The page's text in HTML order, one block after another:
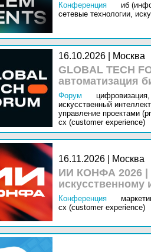
Конференция иб
сетевые технологии,
16.10.2026 | Москва
GLOBAL TECH
автоматизация
Форум цифровизация,
искусственный
управление проектами
cx (customer experience)
16.11.2026 | Москва
ИИ КОНФА 2026 |
искусственному
Конференция
cx (customer experience)